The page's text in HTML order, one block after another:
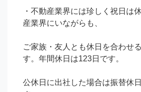
・不動産業界には珍しく祝日は
産業界にいながらも、
ご家族・友人とも休日を合わせ
す。年間休日は123日です。
公休日に出社した場合は振替休